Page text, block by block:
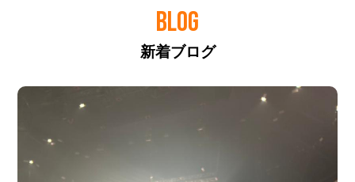
BLOG
新着ブログ